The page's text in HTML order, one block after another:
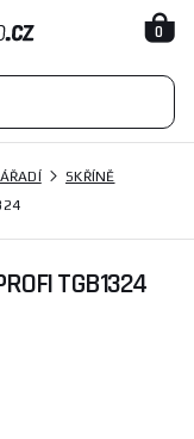
0
SKŘÍNĚ
TGB1324